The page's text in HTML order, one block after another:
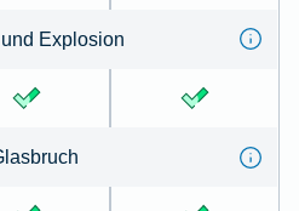
Ex­plo­sion